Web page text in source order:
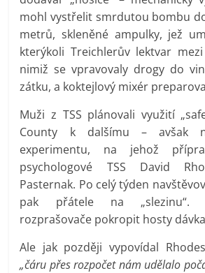
mohl vystřelit smrdutou bombu
metrů, skleněné ampulky, jež
kterýkoli Treichlerův lektvar
nimiž se vpravovaly drogy do
zátku, a koktejlový mixér
Muži z TSS plánovali využití
County k dalšímu – avšak
experimentu, na jehož
psychologové TSS David
Pasternak. Po celý týden
pak přátele na „slezinu“.
rozprašovače pokropit hosty
Ale jak později vypovídal
„čáru přes rozpočet nám udělalo